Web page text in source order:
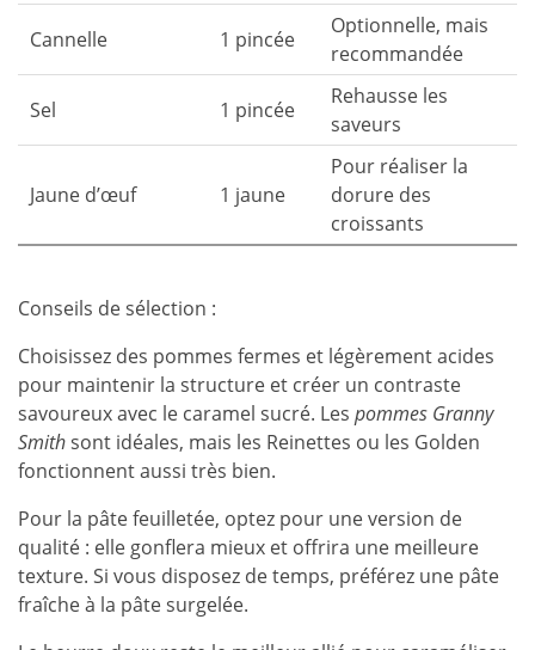
Cannelle 1 pincée
Optionnelle, mais
recommandée
Sel 1 pincée
Rehausse les
saveurs
Jaune d’œuf 1 jaune
Pour réaliser la
dorure des
croissants
Conseils de sélection :
Choisissez des pommes fermes et légèrement acides
pour maintenir la structure et créer un contraste
savoureux avec le caramel sucré. Les pommes Granny
Smithsont idéales, mais les Reinettes ou les Golden
fonctionnent aussi très bien.
Pour la pâte feuilletée, optez pour une version de
qualité : elle gonflera mieux et offrira une meilleure
texture. Si vous disposez de temps, préférez une pâte
fraîche à la pâte surgelée.